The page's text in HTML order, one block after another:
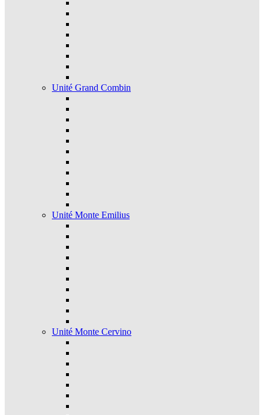
Unité Grand Combin
Unité Monte Emilius
Unité Monte Cervino